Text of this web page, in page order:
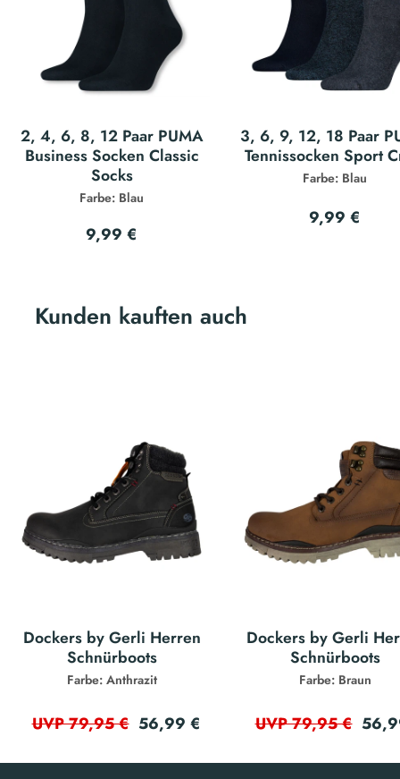
2, 4, 6, 8, 12 Paar PUMA
Business Socken Classic
Socks
Farbe: Blau
9,99 €
3, 6, 9, 12, 18 Paar
Tennissocken Sport
Farbe: Blau
9,99 €
Kunden kauften auch
Dockers by Gerli Herren
Schnürboots
Farbe: Anthrazit
UVP 79,95 € 56,99 €
Dockers by Gerli
Schnürboots
Farbe: Braun
UVP 79,95 €